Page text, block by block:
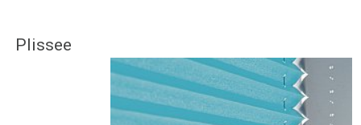
Plissee